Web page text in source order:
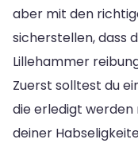
aber mit den
sicherstellen, dass
Lillehammer
Zuerst solltest du
die erledigt werden
deiner